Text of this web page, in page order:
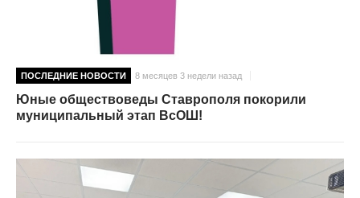
ПОСЛЕДНИЕ НОВОСТИ 8 месяцев 3 недели назад
Юные обществоведы Ставрополя покорили
муниципальный этап ВсОШ!